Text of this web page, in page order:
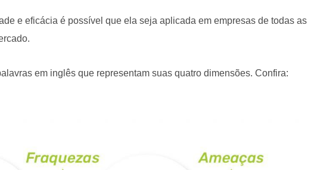
e eficácia é possível que ela seja aplicada em empresas de todas as
em inglês que representam suas quatro dimensões. Confira: